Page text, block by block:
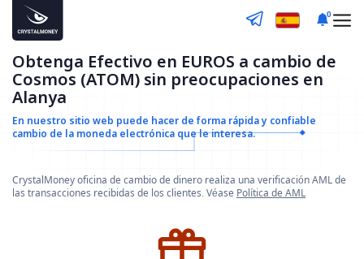
0
Obtenga Efectivo en EUROS a cambio de
Cosmos (ATOM) sin preocupaciones en
Alanya
En nuestro sitio web puede hacer de forma rápida y confiable
cambio de la moneda electrónica que le interesa.
CrystalMoney oficina de cambio de dinero realiza una verificación AML de
las transacciones recibidas de los clientes. Véase Política de AML